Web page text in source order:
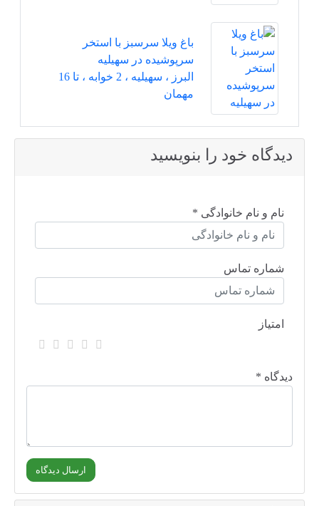
باغ ویلا سرسبز با استخر
سرپوشیده در سهیلیه
البرز ، سهیلیه ، 2 خوابه ، تا 16
مهمان
دیدگاه خود را بنویسید
نام و نام خانوادگی *
شماره تماس
امتیاز
دیدگاه *